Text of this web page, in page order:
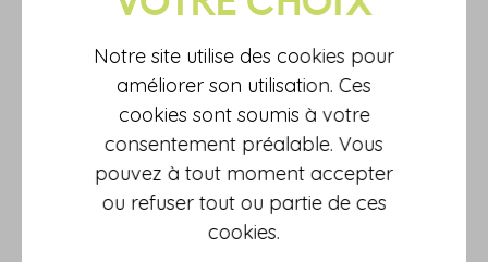
Cet avantage fiscal ne concerne que les locaux occupés à titre
En conséquence, les résidences secondaires, de même que les
locaux vacants, continueront à être soumis à taxation.
A toutes fins utiles, sachez que les impôts viennent de mettre en
la brochure pratique impôts locaux 2021», dont une
partie est consacrée à la taxe d'habitation.
Réponse ministérielle Herzog du 26 août 2021, Sénat,
Notre site utilise des cookies pour
améliorer son utilisation. Ces
cookies sont soumis à votre
consentement préalable. Vous
pouvez à tout moment accepter
ou refuser tout ou partie de ces
cookies.